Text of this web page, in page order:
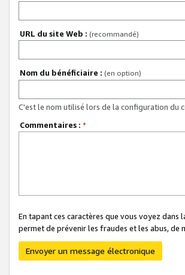
URL du site Web : (recommandé)
Nom du bénéficiaire : (en option)
C'est le nom utilisé lors de la configuration du
Commentaires : *
En tapant ces caractères que vous voyez dans
permet de prévenir les fraudes et les abus, de
Envoyer un message électronique